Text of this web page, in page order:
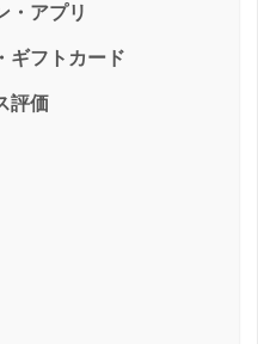
・アプリ
ギフトカード
評価